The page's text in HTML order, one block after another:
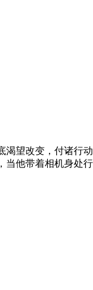
望改变，付诸行
当他带着相机身